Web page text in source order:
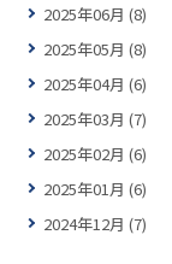
2025年06月 (8)
2025年05月 (8)
2025年04月 (6)
2025年03月 (7)
2025年02月 (6)
2025年01月 (6)
2024年12月 (7)